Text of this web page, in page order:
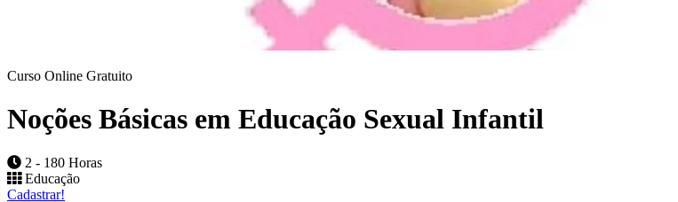
Curso Online Gratuito
Noções Básicas em Educação Sexual Infantil
2 - 180 Horas
Educação
Cadastrar!